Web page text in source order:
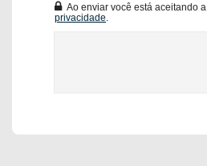
Ao enviar você está aceitando a
privacidade.